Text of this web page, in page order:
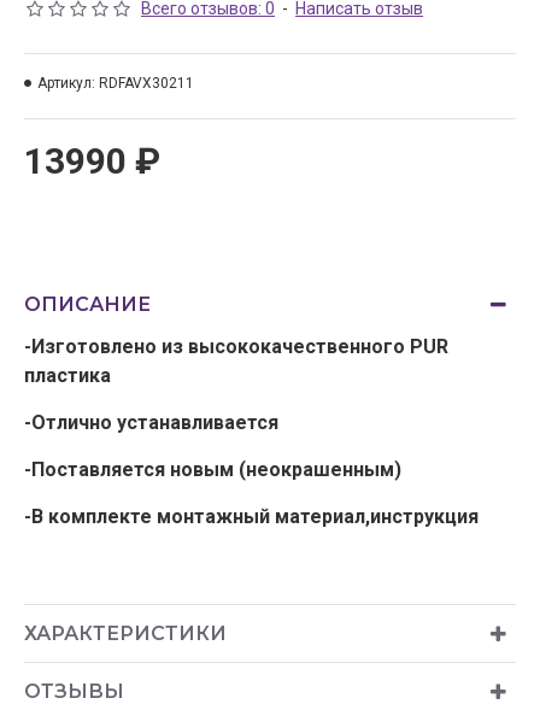
Всего отзывов: 0 - Написать отзыв
13990 ₽
Артикул: RDFAVX30211
ОПИСАНИЕ
-Изготовлено из высококачественного PUR
пластика
-Отлично устанавливается
-Поставляется новым (неокрашенным)
-В комплекте монтажный материал,инструкция
ХАРАКТЕРИСТИКИ
ОТЗЫВЫ